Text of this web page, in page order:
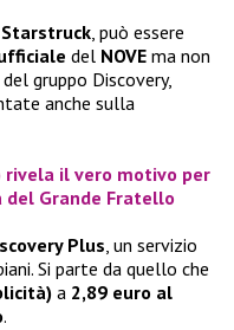
Starstruck, può essere
del NOVE ma non
gruppo Discovery,
anche sulla
rivela il vero motivo per
del Grande Fratello
Plus, un servizio
Si parte da quello che
a 2,89 euro al
.